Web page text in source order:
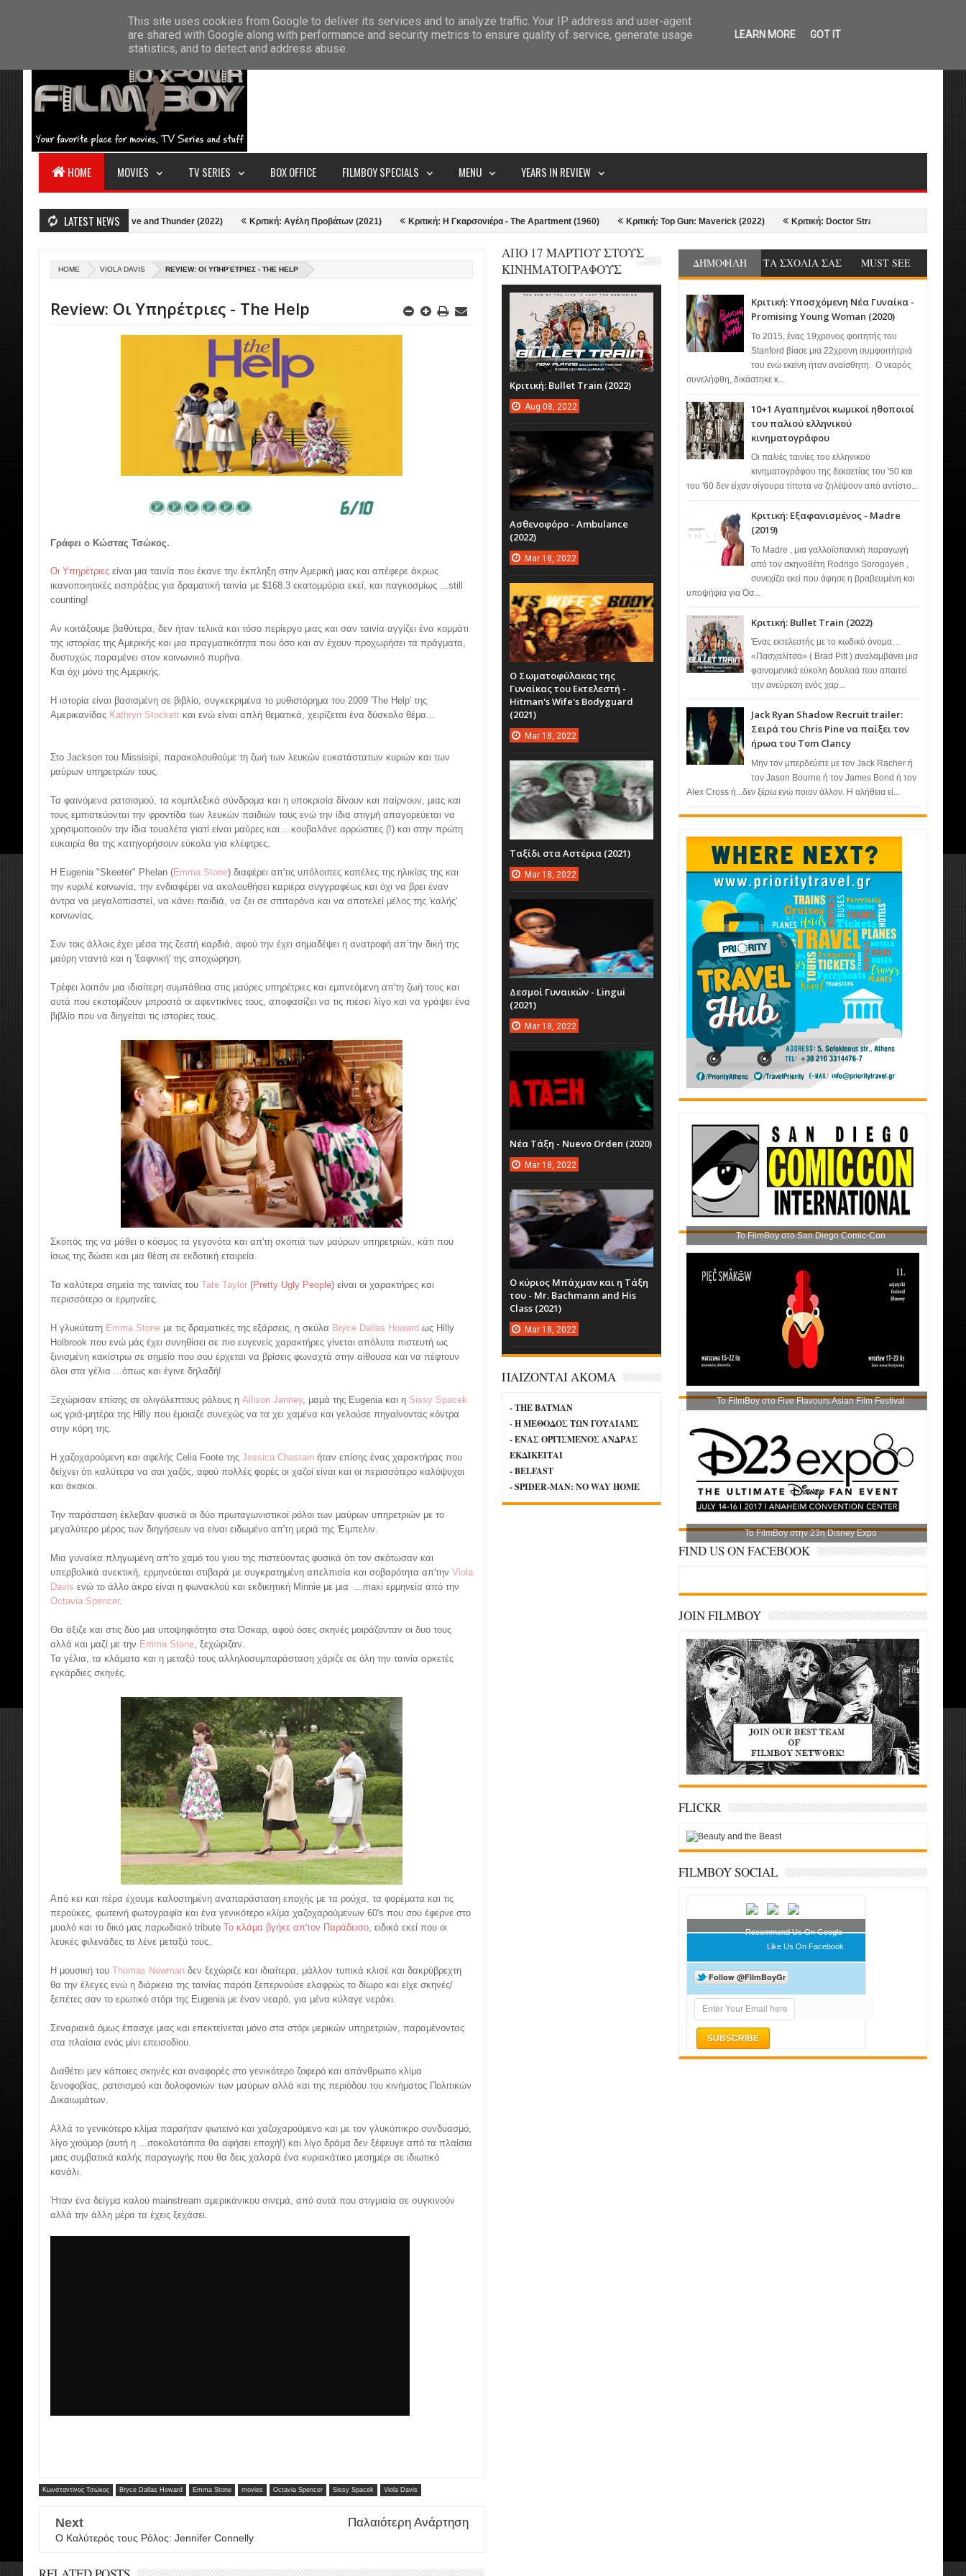
HOME ABOUT US CONTACT SITEMAP
HOME MOVIES TV SERIES BOX OFFICE FILMBOY SPECIALS MENU YEARS IN REVIEW
LATEST NEWS
Κριτική: Thor: Love and Thunder (2022) Κριτική: Αγέλη Προβάτων (2021) Κριτική: Η Γκαρσονιέρα - The Apartment (1960) Κριτική: Top Gun: Maverick (2022) Κριτική: Doctor Strange in the Multiverse of Madness
HOME VIOLA DAVIS REVIEW: ΟΙ ΥΠΗΡΈΤΡΙΕΣ - THE HELP
Review: Οι Υπηρέτριες - The Help
Γράφει ο Κώστας Τσώκος.
Οι Υπηρέτριες είναι μια ταινία που έκανε την έκπληξη στην Αμερική μιας και απέφερε άκρως
ικανοποιητικές εισπράξεις για δραματική ταινία με $168.3 εκατομμύρια εκεί, και παγκοσμίως ...still
counting!
Αν κοιτάξουμε βαθύτερα, δεν ήταν τελικά και τόσο περίεργο μιας και σαν ταινία αγγίζει ένα κομμάτι
της ιστορίας της Αμερικής και μια πραγματικότητα που όσο και αν έχουν προχωρήσει τα πράγματα,
δυστυχώς παραμένει στον κοινωνικό πυρήνα.
Και όχι μόνο της Αμερικής.
Η ιστορία είναι βασισμένη σε βιβλίο, συγκεκριμένα το μυθιστόρημα του 2009 'The Help' της
Αμερικανίδας Kathryn Stockett και ενώ είναι απλή θεματικά, χειρίζεται ένα δύσκολο θέμα...
Στο Jackson του Missisipi, παρακολουθούμε τη ζωή των λευκών ευκατάστατων κυριών και των
μαύρων υπηρετριών τους.
Τα φαινόμενα ρατσισμού, τα κομπλεξικά σύνδρομα και η υποκρισία δίνουν και παίρνουν, μιας και
τους εμπιστεύονται την φροντίδα των λευκών παιδιών τους ενώ την ίδια στιγμή απαγορεύεται να
χρησιμοποιούν την ίδια τουαλέτα γιατί είναι μαύρες και ...κουβαλάνε αρρώστιες (!) και στην πρώτη
ευκαιρία θα της κατηγορήσουν εύκολα για κλέφτρες.
Η Eugenia "Skeeter" Phelan (Emma Stone) διαφέρει απ'τις υπόλοιπες κοπέλες της ηλικίας της και
την κυριλέ κοινωνία, την ενδιαφέρει να ακολουθήσει καριέρα συγγραφέως και όχι να βρει έναν
άντρα να μεγαλοπιαστεί, να κάνει παιδιά, να ζει σε σπιταρόνα και να αποτελεί μέλος της 'καλής'
κοινωνίας.
Συν τοις άλλοις έχει μέσα της ζεστή καρδιά, αφού την έχει σημαδέψει η ανατροφή απ΄την δική της
μαύρη νταντά και η 'ξαφνική' της αποχώρηση.
Τρέφει λοιπόν μια ιδιαίτερη συμπάθεια στις μαύρες υπηρέτριες και εμπνεόμενη απ'τη ζωή τους και
αυτά που εκστομίζουν μπροστά οι αφεντικίνες τους, αποφασίζει να τις πιέσει λίγο και να γράψει ένα
βιβλίο που να διηγείται τις ιστορίες τους.
Σκοπός της να μάθει ο κόσμος τα γεγονότα και απ'τη σκοπιά των μαύρων υπηρετριών, κάτι που
ίσως της δώσει και μια θέση σε εκδοτική εταιρεία.
Τα καλύτερα σημεία της ταινίας του Tate Taylor (Pretty Ugly People) είναι οι χαρακτήρες και
περισσότερο οι ερμηνείες.
Η γλυκύτατη Emma Stone με τις δραματικές της εξάρσεις, η σκύλα Bryce Dallas Howard ως Hilly
Holbrook που ενώ μάς έχει συνηθίσει σε πιο ευγενείς χαρακτήρες γίνεται απόλυτα πιστευτή ως
ξινισμένη κακίστρω σε σημείο που σου έρχεται να βρίσεις φωναχτά στην αίθουσα και να πέφτουν
όλοι στα γέλια ...όπως και έγινε δηλαδή!
Ξεχώρισαν επίσης σε ολιγόλεπτους ρόλους η Allison Janney, μαμά της Eugenia και η Sissy Spacek
ως γριά-μητέρα της Hilly που έμοιαζε συνεχώς να τα χει χαμένα και γελούσε πηγαίνοντας κόντρα
στην κόρη της.
Η χαζοχαρούμενη και αφελής Celia Foote της Jessica Chastain ήταν επίσης ένας χαρακτήρας που
δείχνει ότι καλύτερα να σαι χαζός, αφού πολλές φορές οι χαζοί είναι και οι περισσότερο καλόψυχοι
και άκακοι.
Την παράσταση έκλεβαν φυσικά οι δύο πρωταγωνιστικοί ρόλοι των μαύρων υπηρετριών με το
μεγαλύτερο μέρος των διηγήσεων να είναι ειδωμένο απ'τη μεριά της 'Ειμπελιν.
Μια γυναίκα πληγωμένη απ'το χαμό του γιου της πιστεύοντας φυσικά ότι τον σκότωσαν και
υπερβολικά ανεκτική, ερμηνεύεται στιβαρά με συγκρατημένη απελπισία και σοβαρότητα απ'την Viola
Davis ενώ το άλλο άκρο είναι η φωνακλού και εκδικητική Minnie με μια ...maxi ερμηνεία από την
Octavia Spencer.
Θα άξιζε και στις δύο μια υποψηφιότητα στα Όσκαρ, αφού όσες σκηνές μοιράζονταν οι δυο τους
αλλά και μαζί με την Emma Stone, ξεχώριζαν.
Τα γέλια, τα κλάματα και η μεταξύ τους αλληλοσυμπαράσταση χάριζε σε όλη την ταινία αρκετές
εγκάρδιες σκηνές.
Από κει και πέρα έχουμε καλοστημένη αναπαράσταση εποχής με τα ρούχα, τα φορέματα και τις
περούκες, φωτεινή φωτογραφία και ένα γενικότερο κλίμα χαζοχαρούμενων 60's που σου έφερνε στο
μυαλό και το δικό μας παρωδιακό tribute Το κλάμα βγήκε απ'τον Παράδεισο , ειδικά εκεί που οι
λευκές φιλενάδες τα λένε μεταξύ τους.
Η μουσική του Thomas Newman δεν ξεχώριζε και ιδιαίτερα, μάλλον τυπικά κλισέ και δακρύβρεχτη
θα την έλεγες ενώ η διάρκεια της ταινίας παρότι ξεπερνούσε ελαφρώς το δίωρο και είχε σκηνές/
ξεπέτες σαν το ερωτικό στόρι της Eugenia με έναν νεαρό, για μένα κύλαγε νεράκι.
Σεναριακά όμως έπασχε μιας και επεκτείνεται μόνο στα στόρι μερικών υπηρετριών, παραμένοντας
στα πλαίσια ενός μίνι επεισοδίου.
Διαθέτει μεν κάποιες σκηνές και αναφορές στο γενικότερο ζοφερό και απάνθρωπο κλίμα
ξενοφοβίας, ρατσισμού και δολοφονιών των μαύρων αλλά και της περιόδου του κινήματος Πολιτικών
Δικαιωμάτων.
Αλλά το γενικότερο κλίμα παραήταν φωτεινό και χαζοχαρούμενο και με τον γλυκόπικρο συνδυασμό,
λίγο χιούμορ (αυτή η ...σοκολατόπιτα θα αφήσει εποχή!) και λίγο δράμα δεν ξέφευγε από τα πλαίσια
μιας συμβατικά καλής παραγωγής που θα δεις χαλαρά ένα κυριακάτικο μεσημέρι σε ιδιωτικό
κανάλι.
Ήταν ένα δείγμα καλού mainstream αμερικάνικου σινεμά, από αυτά που στιγμιαία σε συγκινούν
αλλά την άλλη μέρα τα έχεις ξεχάσει.
Κωνσταντίνος Τσώκος Bryce Dallas Howard Emma Stone movies Octavia Spencer Sissy Spacek Viola Davis
Next
Ο Καλύτερός τους Ρόλος: Jennifer Connelly
Παλαιότερη Ανάρτηση
ΔΗΜΟΦΙΛΗ ΤΑ ΣΧΟΛΙΑ ΣΑΣ MUST SEE
Κριτική: Υποσχόμενη Νέα Γυναίκα -
Promising Young Woman (2020)
Το 2015, ένας 19χρονος φοιτητής του
Stanford βίασε μια 22χρονη συμφοιτήτριά
του ενώ εκείνη ήταν αναίσθητη. Ο νεαρός
συνελήφθη, δικάστηκε κ...
10+1 Αγαπημένοι κωμικοί ηθοποιοί
του παλιού ελληνικού
κινηματογράφου
Οι παλιές ταινίες του ελληνικού
κινηματογράφου της δεκαετίας του '50 και
του '60 δεν είχαν σίγουρα τίποτα να ζηλέψουν από αντίστο...
Κριτική: Εξαφανισμένος - Madre
(2019)
Το Madre , μια γαλλοϊσπανική παραγωγή
από τον σκηνοθέτη Rodrigo Sorogoyen ,
συνεχίζει εκεί που άφησε η βραβευμένη και
υποψήφια για Όσ...
Κριτική: Bullet Train (2022)
Ένας εκτελεστής με το κωδικό όνομα…
«Πασχαλίτσα» ( Brad Pitt ) αναλαμβάνει μια
φαινομενικά εύκολη δουλειά που απαιτεί
την ανεύρεση ενός χαρ...
Jack Ryan Shadow Recruit trailer:
Σειρά του Chris Pine να παίξει τον
ήρωα του Tom Clancy
Μην τον μπερδεύετε με τον Jack Racher ή
τον Jason Bourne ή τον James Bond ή τον
Alex Cross ή...δεν ξέρω εγώ ποιον άλλον. Η αλήθεια εί...
Το FilmBoy στο San Diego Comic-Con
Το FilmBoy στο Five Flavours Asian Film Festival
Το FilmBoy στην 23η Disney Expo
FIND US ON FACEBOOK
JOIN FILMBOY
FLICKR
FILMBOY SOCIAL
Recommend Us On Google
Like Us On Facebook
ΑΠΟ 17 ΜΑΡΤΙΟΥ ΣΤΟΥΣ
ΚΙΝΗΜΑΤΟΓΡΑΦΟΥΣ
Κριτική: Bullet Train (2022)
Aug 08, 2022
Ασθενοφόρο - Ambulance
(2022)
Mar 18, 2022
Ο Σωματοφύλακας της
Γυναίκας του Εκτελεστή -
Hitman's Wife's Bodyguard
(2021)
Mar 18, 2022
Ταξίδι στα Αστέρια (2021)
Mar 18, 2022
Δεσμοί Γυναικών - Lingui
(2021)
Mar 18, 2022
Νέα Τάξη - Nuevo Orden (2020)
Mar 18, 2022
Ο κύριος Μπάχμαν και η Τάξη
του - Mr. Bachmann and His
Class (2021)
Mar 18, 2022
ΠΑΙΖΟΝΤΑΙ ΑΚΟΜΑ
- THE BATMAN
- Η ΜΕΘΟΔΟΣ ΤΩΝ ΓΟΥΛΙΑΜΣ
- ΕΝΑΣ ΟΡΓΙΣΜΕΝΟΣ ΑΝΔΡΑΣ
ΕΚΔΙΚΕΙΤΑΙ
- BELFAST
- SPIDER-MAN: NO WAY HOME
This site uses cookies from Google to deliver its services and to analyze traffic. Your IP address and user-agent
are shared with Google along with performance and security metrics to ensure quality of service, generate usage
statistics, and to detect and address abuse.
LEARN MORE GOT IT